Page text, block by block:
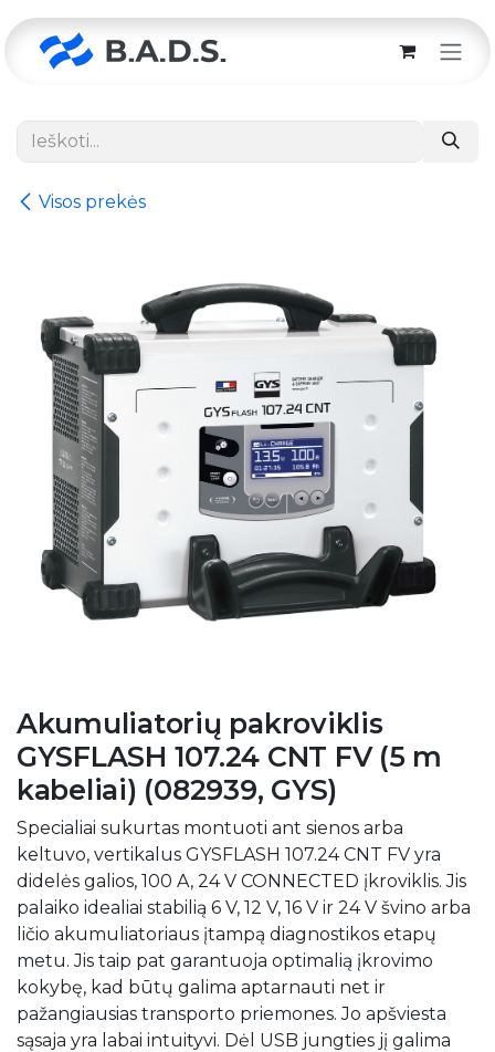
Visos prekės
Akumuliatorių pakroviklis
GYSFLASH 107.24 CNT FV (5 m
kabeliai) (082939, GYS)
Specialiai sukurtas montuoti ant sienos arba
keltuvo, vertikalus GYSFLASH 107.24 CNT FV yra
didelės galios, 100 A, 24 V CONNECTED įkroviklis. Jis
palaiko idealiai stabilią 6 V, 12 V, 16 V ir 24 V švino arba
ličio akumuliatoriaus įtampą diagnostikos etapų
metu. Jis taip pat garantuoja optimalią įkrovimo
kokybę, kad būtų galima aptarnauti net ir
pažangiausias transporto priemones. Jo apšviesta
sąsaja yra labai intuityvi. Dėl USB jungties jį galima